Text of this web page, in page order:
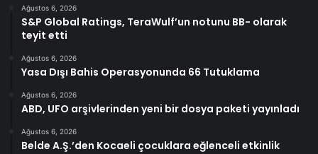
Ağustos 6, 2026
S&P Global Ratings, TeraWulf’un notunu BB- olarak
teyit etti
Ağustos 6, 2026
Yasa Dışı Bahis Operasyonunda 66 Tutuklama
Ağustos 6, 2026
ABD, UFO arşivlerinden yeni bir dosya paketi yayınladı
Ağustos 6, 2026
Belde A.Ş.’den Kocaeli çocuklara eğlenceli etkinlik